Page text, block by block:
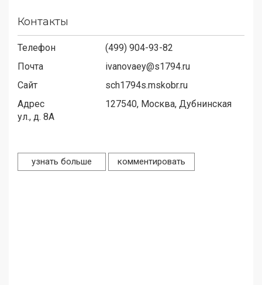
Контакты
Телефон
(499) 904-93-82
Почта
ivanovaey@s1794.ru
Сайт
sch1794s.mskobr.ru
Адрес
127540, Москва, Дубнинская
ул., д. 8А
узнать больше комментировать